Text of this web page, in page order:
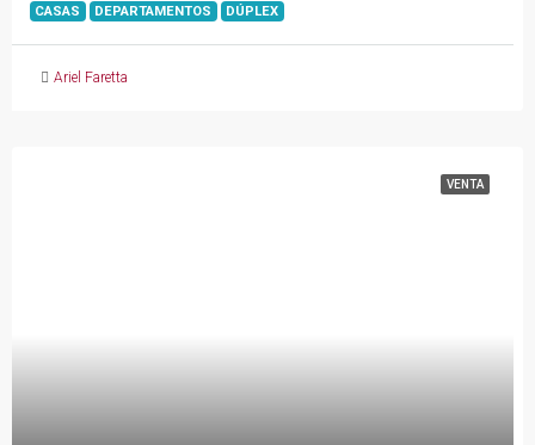
CASAS DEPARTAMENTOS DÚPLEX
Ariel Faretta
VENTA